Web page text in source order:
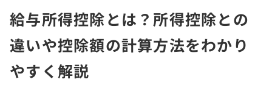
給与所得控除とは？所得控除との
違いや控除額の計算方法をわかり
やすく解説